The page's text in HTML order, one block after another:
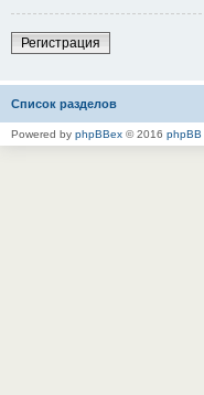
Регистрация
Список разделов
Powered by phpBBex © 2016 phpBB